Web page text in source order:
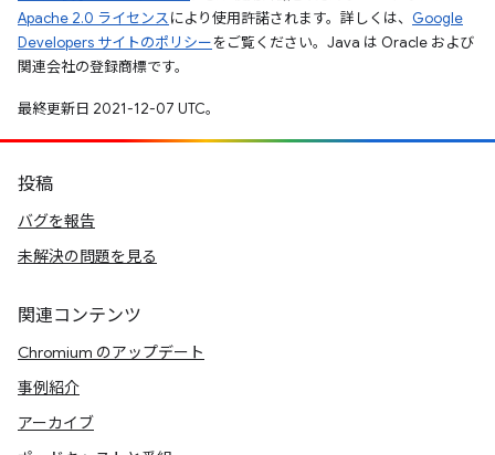
Apache 2.0 ライセンスにより使用許諾されます。詳しくは、 Google
Developers サイトのポリシーをご覧ください。Java は Oracle および
関連会社の登録商標です。
最終更新日 2021-12-07 UTC。
投稿
バグを報告
未解決の問題を見る
関連コンテンツ
Chromium のアップデート
事例紹介
アーカイブ